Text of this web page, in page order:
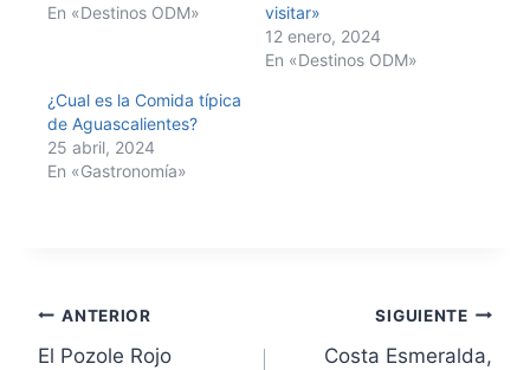
En «Destinos ODM»
visitar»
12 enero, 2024
En «Destinos ODM»
¿Cual es la Comida típica
de Aguascalientes?
25 abril, 2024
En «Gastronomía»
ANTERIOR
El Pozole Rojo
SIGUIENTE
Costa Esmeralda,